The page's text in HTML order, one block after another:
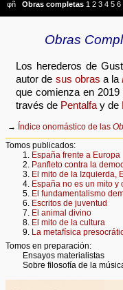
Obras
Los herederos de
autor de sus obras a la
que comienza en
través de Pentalfa y de
→ Índice onomástico de las
Tomos publicados:
1. España frente a Europa
2. Panfleto contra la
3. El mito de la Izquierda,
4. España no es un mito y
5. El fundamentalismo
6. Escritos de juventud
7. El animal divino
8. El mito de la cultura
9. La metafísica
Tomos en preparación:
Ensayos materialistas
Sobre filosofía de la